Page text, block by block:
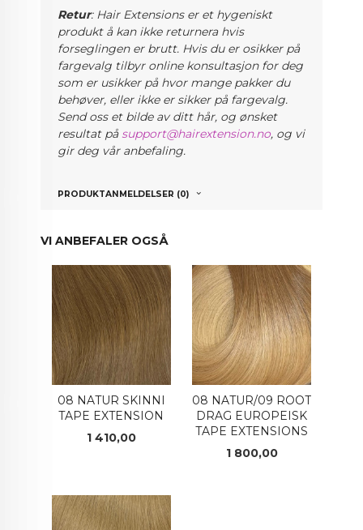
Retur: Hair Extensions er et hygeniskt
produkt å kan ikke returnera hvis
forseglingen er brutt. Hvis du er osikker på
fargevalg tilbyr online konsultasjon for deg
som er usikker på hvor mange pakker du
behøver, eller ikke er sikker på fargevalg.
Send oss et bilde av ditt hår, og ønsket
resultat på support@hairextension.no, og vi
gir deg vår anbefaling.
PRODUKTANMELDELSER (0)
VI ANBEFALER OGSÅ
08 NATUR SKINNI
TAPE EXTENSION
Pris
1 410,00
08 NATUR/09 ROOT
DRAG EUROPEISK
TAPE EXTENSIONS
Pris
1 800,00